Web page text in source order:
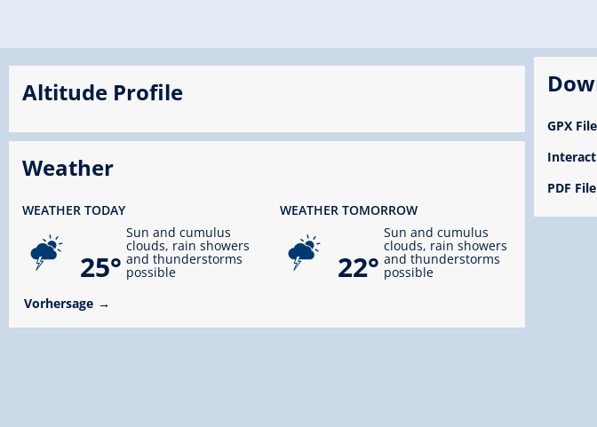
Altitude Profile
Weather
WEATHER TODAY
25°
Sun and cumulus
clouds, rain showers
and thunderstorms
possible
WEATHER TOMORROW
22°
Sun and cumulus
clouds, rain showers
and thunderstorms
possible
Vorhersage
GPX File
PDF File